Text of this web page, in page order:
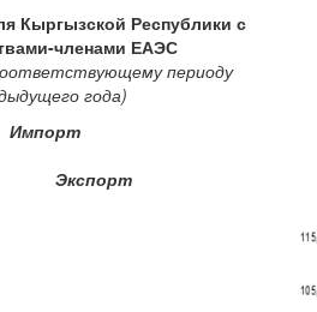
Кыргызской Республики с
членами ЕАЭС
периоду
года)
Импорт
Экспорт